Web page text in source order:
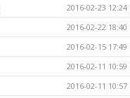
2016-02-23 12:24
2016-02-22 18:40
2016-02-15 17:49
2016-02-11 10:59
2016-02-11 10:57